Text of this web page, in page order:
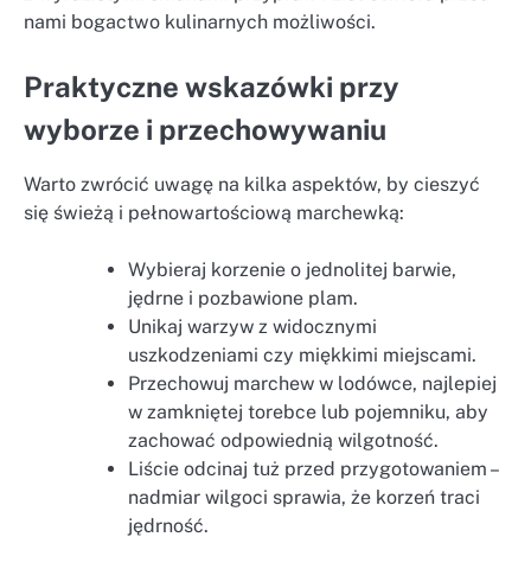
nami bogactwo kulinarnych możliwości.
Praktyczne wskazówki przy
wyborze i przechowywaniu
Warto zwrócić uwagę na kilka aspektów, by cieszyć
się świeżą i pełnowartościową marchewką:
Wybieraj korzenie o jednolitej barwie,
jędrne i pozbawione plam.
Unikaj warzyw z widocznymi
uszkodzeniami czy miękkimi miejscami.
Przechowuj marchew w lodówce, najlepiej
w zamkniętej torebce lub pojemniku, aby
zachować odpowiednią wilgotność.
Liście odcinaj tuż przed przygotowaniem –
nadmiar wilgoci sprawia, że korzeń traci
jędrność.